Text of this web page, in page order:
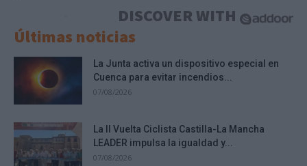
DISCOVER WITH
Últimas noticias
La Junta activa un dispositivo especial en
Cuenca para evitar incendios...
07/08/2026
La II Vuelta Ciclista Castilla-La Mancha
LEADER impulsa la igualdad y...
07/08/2026